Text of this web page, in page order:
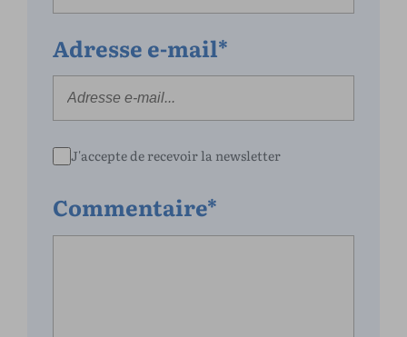
Adresse e-mail*
J'accepte de recevoir la newsletter
Commentaire*